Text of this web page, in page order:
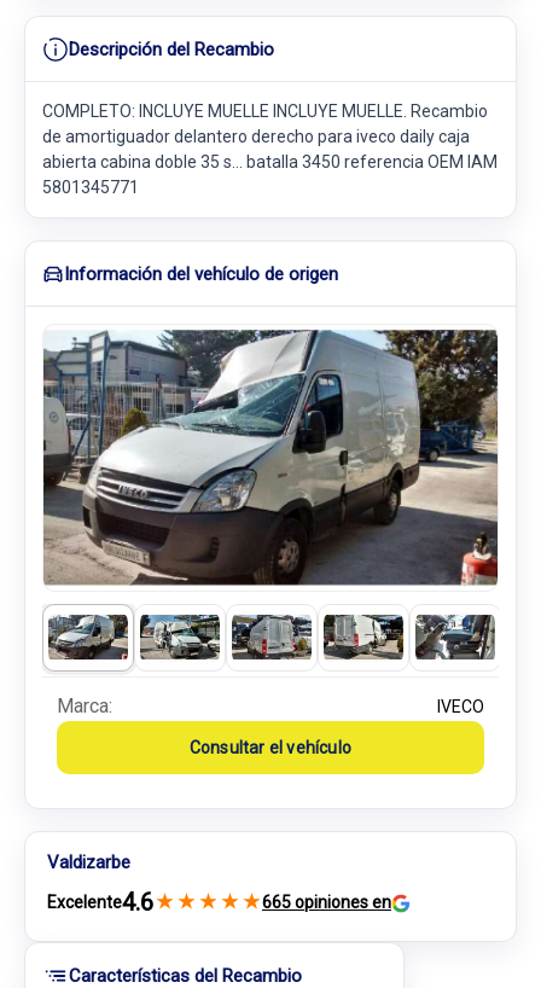
Características del Recambio
Descripción del Recambio
COMPLETO: INCLUYE MUELLE INCLUYE MUELLE. Recambio
de amortiguador delantero derecho para iveco daily caja
abierta cabina doble 35 s... batalla 3450 referencia OEM IAM
5801345771
Información del vehículo de origen
Marca: IVECO
Consultar el vehículo
Valdizarbe
Excelente4.6★ ★ ★ ★ ★665 opiniones en